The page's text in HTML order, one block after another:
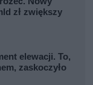
zł zwiększy
elewacji. To,
zaskoczyło